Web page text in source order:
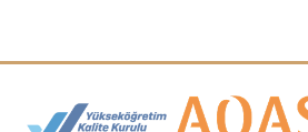
Akreditasyon ve